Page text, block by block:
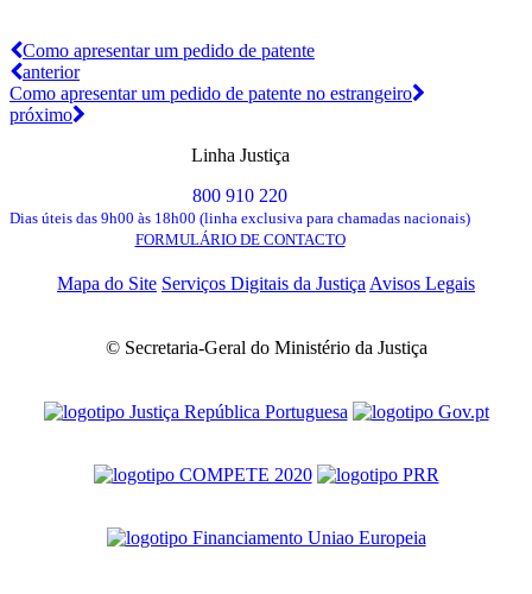
Como apresentar um pedido de patente
anterior
Como apresentar um pedido de patente no estrangeiro
próximo
Linha Justiça
800 910 220
Dias úteis das 9h00 às 18h00 (linha exclusiva para chamadas nacionais)
FORMULÁRIO DE CONTACTO
Mapa do Site Serviços Digitais da Justiça Avisos Legais
© Secretaria-Geral do Ministério da Justiça